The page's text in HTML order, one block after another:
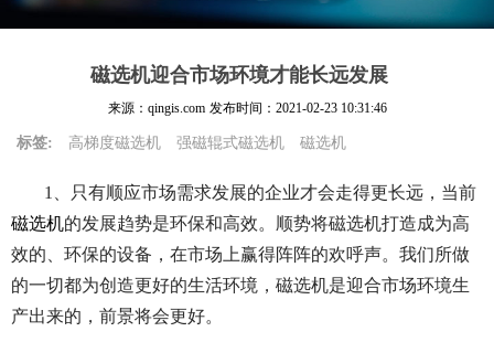
磁选机迎合市场环境才能长远发展
来源：qingis.com 发布时间： 2021-02-23 10:31:46
标签: 高梯度磁选机 强磁辊式磁选机 磁选机
1、只有顺应市场需求发展的企业才会走得更长远，当前
磁选机的发展趋势是环保和高效。顺势将磁选机打造成为高
效的、环保的设备，在市场上赢得阵阵的欢呼声。我们所做
的一切都为创造更好的生活环境，磁选机是迎合市场环境生
产出来的，前景将会更好。